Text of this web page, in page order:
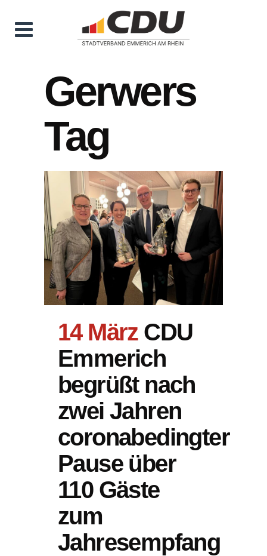
Gerwers
Tag
14 März CDU
Emmerich
begrüßt nach
zwei Jahren
coronabedingter
Pause über
110 Gäste
zum
Jahresempfang